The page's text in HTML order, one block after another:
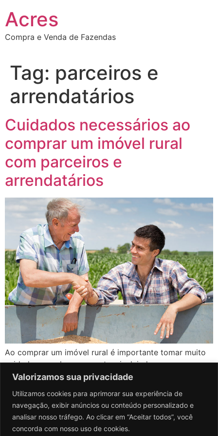
Valorizamos sua privacidade
Utilizamos cookies para aprimorar sua experiência de
navegação, exibir anúncios ou conteúdo personalizado e
analisar nosso tráfego. Ao clicar em “Aceitar todos”, você
concorda com nosso uso de cookies.
para
conteúdo
Acres
Compra e Venda de Fazendas
Tag: parceiros e
arrendatários
Cuidados necessários ao
comprar um imóvel rural
com parceiros e
arrendatários
Ao comprar um imóvel rural é importante tomar muito
cuidado com alguns aspectos, incluindo a presença ou
não de parceiros ou arrendatários dentro da
usufruindo da terra, algumas regras devem ser
observadas antes da venda. 1. Notifique o parceiro ou
arrendatário da intenção de venda Ao vender uma
propriedade […]